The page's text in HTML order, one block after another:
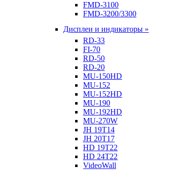
FMD-3100
FMD-3200/3300
Дисплеи и индикаторы »
RD-33
FI-70
RD-50
RD-20
MU-150HD
MU-152
MU-152HD
MU-190
MU-192HD
MU-270W
JH 19T14
JH 20T17
HD 19T22
HD 24T22
VideoWall